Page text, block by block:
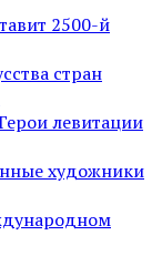
2500-й
стран
левитации
художники